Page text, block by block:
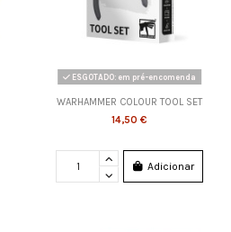
ESGOTADO: em pré-encomenda
WARHAMMER COLOUR TOOL SET
14,50 €
Adicionar